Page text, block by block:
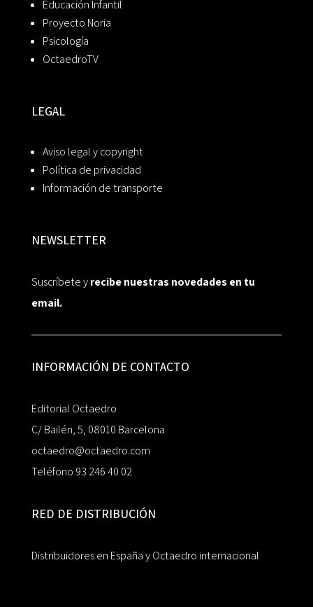
Educación Infantil
Proyecto Noria
Psicología
OctaedroTV
LEGAL
Aviso legal y copyright
Política de privacidad
Información de transporte
NEWSLETTER
Suscríbete yrecibe nuestras novedades en tu
email.
INFORMACIÓN DE CONTACTO
Editorial Octaedro
C/ Bailén, 5, 08010 Barcelona
octaedro@octaedro.com
Teléfono 93 246 40 02
RED DE DISTRIBUCIÓN
Distribuidores en España y Octaedro internacional